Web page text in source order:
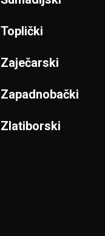
Toplički
Zaječarski
Zapadnobački
Zlatiborski